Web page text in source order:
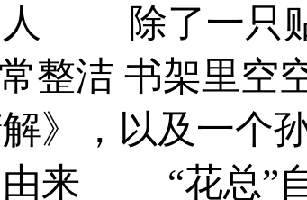
人 除了一只
整洁 书架里空
》，以及一个
由来 “花总”